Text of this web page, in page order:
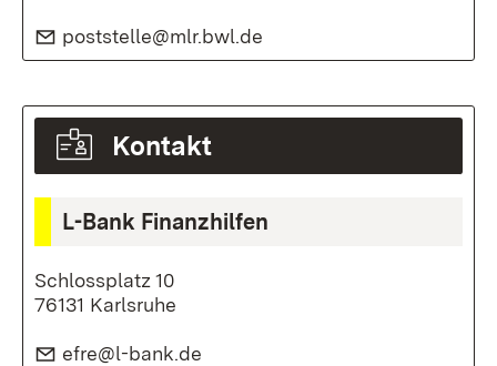
E-Mail:
poststelle@mlr.bwl.de
Kontakt
L-Bank Finanzhilfen
Schlossplatz 10
76131 Karlsruhe
E-Mail:
efre@l-bank.de